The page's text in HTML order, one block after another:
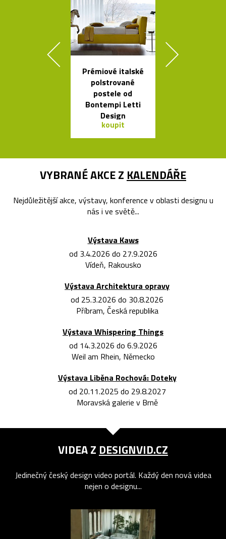
Prémiové italské
polstrované
postele od
Bontempi Letti
Design
koupit
VYBRANÉ AKCE Z KALENDÁŘE
Nejdůležitější akce, výstavy, konference v oblasti designu u
nás i ve světě...
Výstava Kaws
od 3.4.2026 do 27.9.2026
Vídeň, Rakousko
Výstava Architektura opravy
od 25.3.2026 do 30.8.2026
Příbram, Česká republika
Výstava Whispering Things
od 14.3.2026 do 6.9.2026
Weil am Rhein, Německo
Výstava Liběna Rochová: Doteky
od 20.11.2025 do 29.8.2027
Moravská galerie v Brně
VIDEA Z DESIGNVID.CZ
Jedinečný český design video portál. Každý den nová videa
nejen o designu...